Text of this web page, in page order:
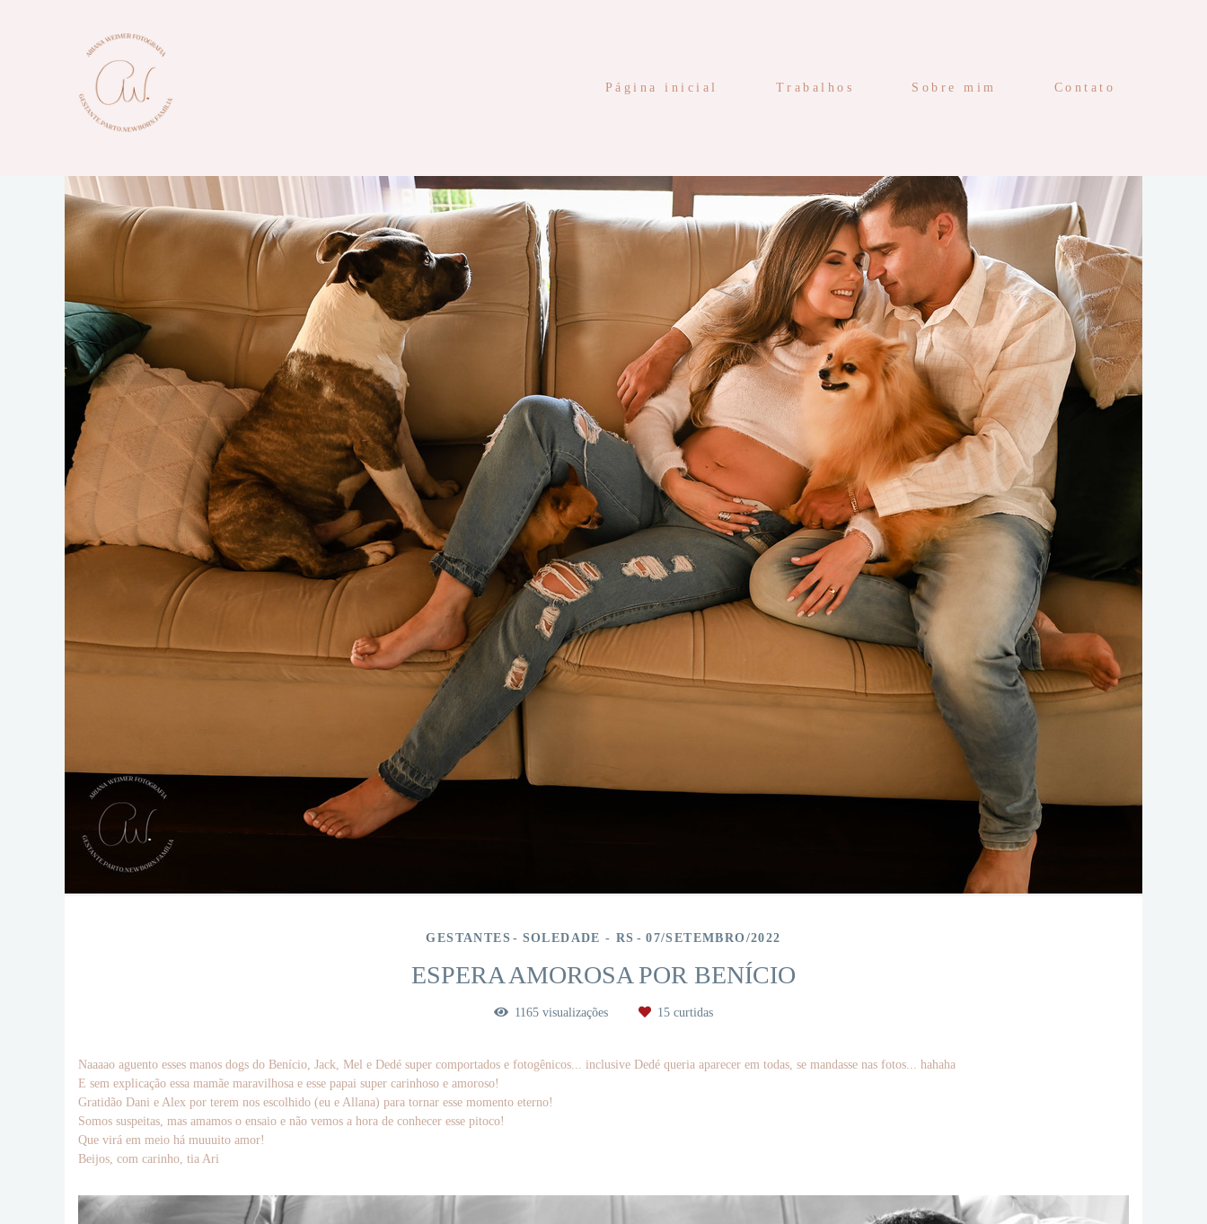
Página inicial Trabalhos Sobre mim Contato
GESTANTES SOLEDADE - RS 07/SETEMBRO/2022
ESPERA AMOROSA POR BENÍCIO
1165 visualizações 15 curtidas
Naaaao aguento esses manos dogs do Benício, Jack, Mel e Dedé super comportados e fotogênicos... inclusive Dedé queria aparecer em todas, se mandasse nas fotos... hahaha
E sem explicação essa mamãe maravilhosa e esse papai super carinhoso e amoroso!
Gratidão Dani e Alex por terem nos escolhido (eu e Allana) para tornar esse momento eterno!
Somos suspeitas, mas amamos o ensaio e não vemos a hora de conhecer esse pitoco!
Que virá em meio há muuuito amor!
Beijos, com carinho, tia Ari